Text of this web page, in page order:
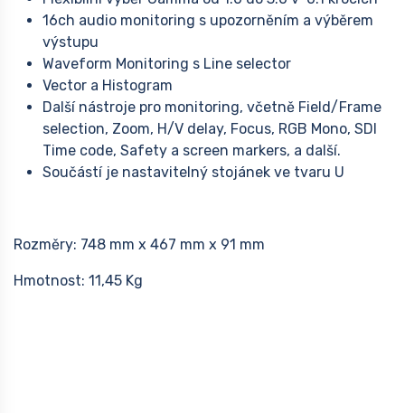
16ch audio monitoring s upozorněním a výběrem
výstupu
Waveform Monitoring s Line selector
Vector a Histogram
Další nástroje pro monitoring, včetně Field/Frame
selection, Zoom, H/V delay, Focus, RGB Mono, SDI
Time code, Safety a screen markers, a další.
Součástí je nastavitelný stojánek ve tvaru U
Rozměry: 748 mm x 467 mm x 91 mm
Hmotnost: 11,45 Kg